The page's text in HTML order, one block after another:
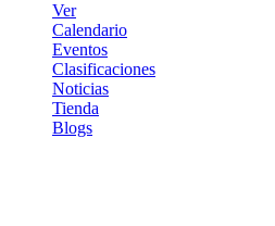
Ver
Calendario
Eventos
Clasificaciones
Noticias
Tienda
Blogs